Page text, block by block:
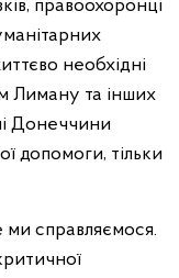
правоохоронці
необхідні
Лиману та інших
Донеччини
допомоги, тільки
ми справляємося.